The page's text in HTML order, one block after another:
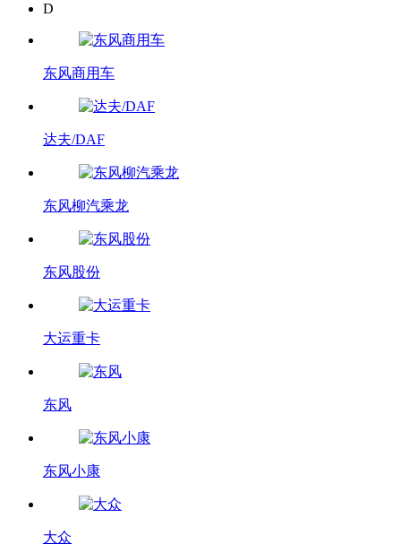
D
东风商用车
达夫/DAF
东风柳汽乘龙
东风股份
大运重卡
东风
东风小康
大众